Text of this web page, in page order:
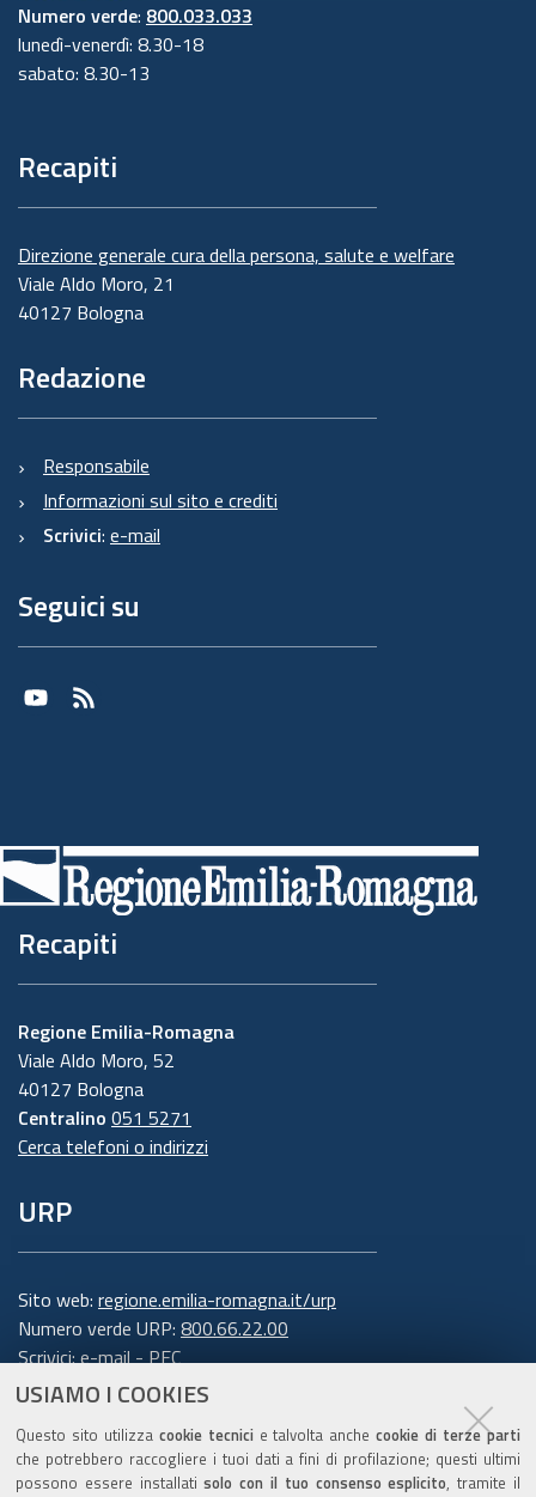
USIAMO I COOKIES
Questo sito utilizza cookie tecnici e talvolta anchecookie di terze parti
che potrebbero raccogliere i tuoi dati a fini di profilazione; questi ultimi
possono essere installatisolo con il tuo consenso esplicito, tramite il
Numero verde: 800.033.033
lunedì-venerdì: 8.30-18
sabato: 8.30-13
Recapiti
Direzione generale cura della persona, salute e welfare
Viale Aldo Moro, 21
40127 Bologna
Redazione
Responsabile
Informazioni sul sito e crediti
Scrivici: e-mail
Seguici su
Youtube
RSS
Recapiti
Regione Emilia-Romagna
Viale Aldo Moro, 52
40127 Bologna
Centralino 051 5271
Cerca telefoni o indirizzi
URP
Sito web: regione.emilia-romagna.it/urp
Numero verde URP: 800.66.22.00
Scrivici:e-mail-PEC
Trasparenza